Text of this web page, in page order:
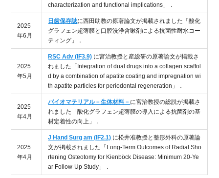
characterization and functional implications」．
2025
年6月
日歯保存誌に西田助教の原著論文が掲載されました「酸化
グラフェン超薄膜と口腔洗浄含嗽剤による抗菌性耐水コー
ティング」．
2025
年5月
RSC Adv (IF3.9) に宮治教授と産総研の原著論文が掲載さ
れました「Integration of dual drugs into a collagen scaffol
d by a combination of apatite coating and impregnation wi
th apatite particles for periodontal regeneration」．
2025
年4月
バイオマテリアル－生体材料－ に宮治教授の総説が掲載さ
れました「酸化グラフェン超薄膜の導入による抗菌剤の基
材定着性の向上」．
2025
年4月
J Hand Surg am (IF2.1) に松井准教授と整形外科の原著論
文が掲載されました「Long-Term Outcomes of Radial Sho
rtening Osteotomy for Kienböck Disease: Minimum 20-Ye
ar Follow-Up Study」．